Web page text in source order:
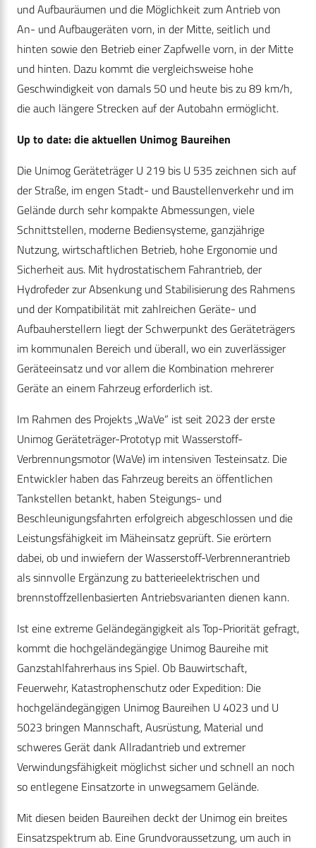
und Aufbauräumen und die Möglichkeit zum Antrieb von
An- und Aufbaugeräten vorn, in der Mitte, seitlich und
hinten sowie den Betrieb einer Zapfwelle vorn, in der Mitte
und hinten. Dazu kommt die vergleichsweise hohe
Geschwindigkeit von damals 50 und heute bis zu 89 km/h,
die auch längere Strecken auf der Autobahn ermöglicht.
Up to date: die aktuellen Unimog Baureihen
Die Unimog Geräteträger U 219 bis U 535 zeichnen sich auf
der Straße, im engen Stadt- und Baustellenverkehr und im
Gelände durch sehr kompakte Abmessungen, viele
Schnittstellen, moderne Bediensysteme, ganzjährige
Nutzung, wirtschaftlichen Betrieb, hohe Ergonomie und
Sicherheit aus. Mit hydrostatischem Fahrantrieb, der
Hydrofeder zur Absenkung und Stabilisierung des Rahmens
und der Kompatibilität mit zahlreichen Geräte- und
Aufbauherstellern liegt der Schwerpunkt des Geräteträgers
im kommunalen Bereich und überall, wo ein zuverlässiger
Geräteeinsatz und vor allem die Kombination mehrerer
Geräte an einem Fahrzeug erforderlich ist.
Im Rahmen des Projekts „WaVe“ ist seit 2023 der erste
Unimog Geräteträger-Prototyp mit Wasserstoff-
Verbrennungsmotor (WaVe) im intensiven Testeinsatz. Die
Entwickler haben das Fahrzeug bereits an öffentlichen
Tankstellen betankt, haben Steigungs- und
Beschleunigungsfahrten erfolgreich abgeschlossen und die
Leistungsfähigkeit im Mäheinsatz geprüft. Sie erörtern
dabei, ob und inwiefern der Wasserstoff-Verbrennerantrieb
als sinnvolle Ergänzung zu batterieelektrischen und
brennstoffzellenbasierten Antriebsvarianten dienen kann.
Ist eine extreme Geländegängigkeit als Top-Priorität gefragt,
kommt die hochgeländegängige Unimog Baureihe mit
Ganzstahlfahrerhaus ins Spiel. Ob Bauwirtschaft,
Feuerwehr, Katastrophenschutz oder Expedition: Die
hochgeländegängigen Unimog Baureihen U 4023 und U
5023 bringen Mannschaft, Ausrüstung, Material und
schweres Gerät dank Allradantrieb und extremer
Verwindungsfähigkeit möglichst sicher und schnell an noch
so entlegene Einsatzorte in unwegsamem Gelände.
Mit diesen beiden Baureihen deckt der Unimog ein breites
Einsatzspektrum ab. Eine Grundvoraussetzung, um auch in